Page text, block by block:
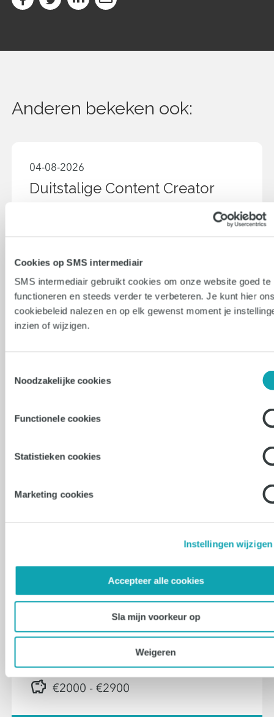
Cookies op SMS intermediair
SMS intermediair gebruikt cookies om onze website goed te
functioneren en steeds verder te verbeteren. Je kunt hier
cookiebeleid nalezen en op elk gewenst moment je
inzien of wijzigen.
Noodzakelijke cookies
Functionele cookies
Statistieken cookies
Marketing cookies
Instellingen wijzigen
Accepteer alle cookies
Sla mijn voorkeur op
Weigeren
Anderen bekeken ook:
04-08-2026
Duitstalige Content Creator
€2900 - €4000
Vacature bekijken
Marketing Communicatie
Specialist
32 - 40 uur
Administratief Medewerker (HR)
24 uur - 32 uur
€2000 - €2900